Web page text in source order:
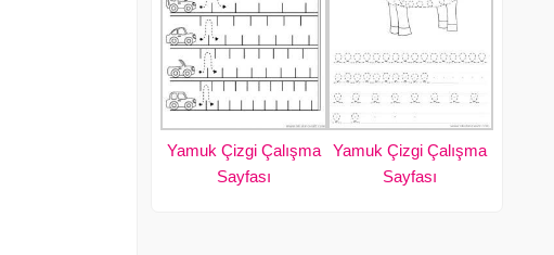
Yamuk Çizgi Çalışma
Sayfası
Yamuk Çizgi Çalışma
Sayfası